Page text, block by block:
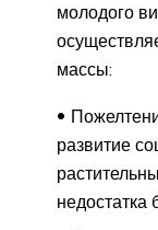
молодого
массы:
развитие
недостатка